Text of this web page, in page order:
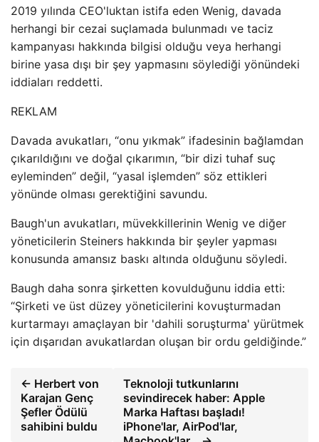
2019 yılında CEO'luktan istifa eden Wenig, davada
herhangi bir cezai suçlamada bulunmadı ve taciz
kampanyası hakkında bilgisi olduğu veya herhangi
birine yasa dışı bir şey yapmasını söylediği yönündeki
iddiaları reddetti.
REKLAM
Davada avukatları, “onu yıkmak” ifadesinin bağlamdan
çıkarıldığını ve doğal çıkarımın, “bir dizi tuhaf suç
eyleminden” değil, “yasal işlemden” söz ettikleri
yönünde olması gerektiğini savundu.
Baugh'un avukatları, müvekkillerinin Wenig ve diğer
yöneticilerin Steiners hakkında bir şeyler yapması
konusunda amansız baskı altında olduğunu söyledi.
Baugh daha sonra şirketten kovulduğunu iddia etti:
“Şirketi ve üst düzey yöneticilerini kovuşturmadan
kurtarmayı amaçlayan bir 'dahili soruşturma' yürütmek
için dışarıdan avukatlardan oluşan bir ordu geldiğinde.”
← Herbert von
Karajan Genç
Şefler Ödülü
sahibini buldu
Teknoloji tutkunlarını
sevindirecek haber: Apple
Marka Haftası başladı!
iPhone'lar, AirPod'lar,